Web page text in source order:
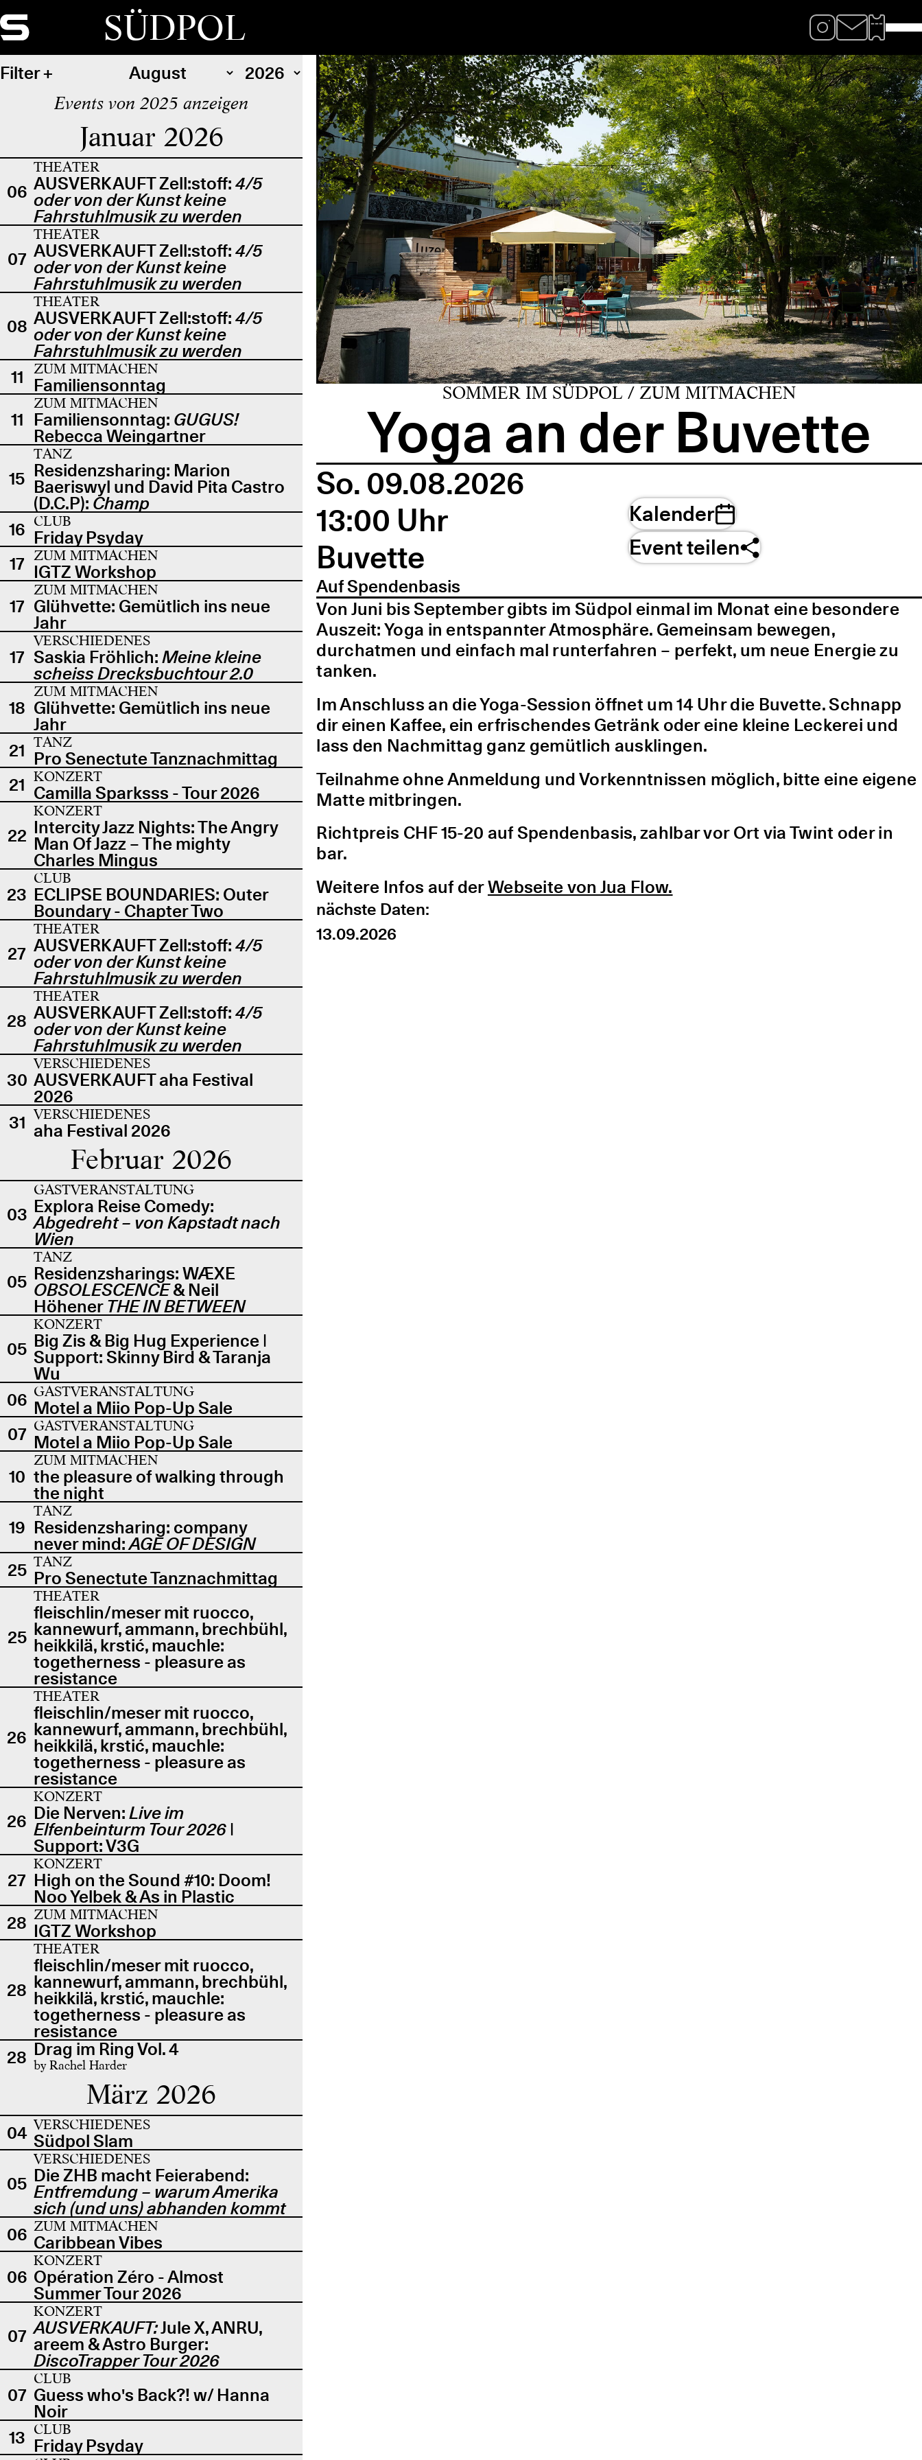
SÜDPOL
Filter
Events von 2025 anzeigen
Januar 2026
06
THEATER
AUSVERKAUFT Zell:stoff: 4/5
oder von der Kunst keine
Fahrstuhlmusik zu werden
07
THEATER
AUSVERKAUFT Zell:stoff: 4/5
oder von der Kunst keine
Fahrstuhlmusik zu werden
08
THEATER
AUSVERKAUFT Zell:stoff: 4/5
oder von der Kunst keine
Fahrstuhlmusik zu werden
11
ZUM MITMACHEN
Familiensonntag
11
ZUM MITMACHEN
Familiensonntag: GUGUS!
Rebecca Weingartner
15
TANZ
Residenzsharing: Marion
Baeriswyl und David Pita Castro
(D.C.P): Champ
16 CLUB
Friday Psyday
17 ZUM MITMACHEN
IGTZ Workshop
17
ZUM MITMACHEN
Glühvette: Gemütlich ins neue
Jahr
17
VERSCHIEDENES
Saskia Fröhlich: Meine kleine
scheiss Drecksbuchtour 2.0
18
ZUM MITMACHEN
Glühvette: Gemütlich ins neue
Jahr
21 TANZ
Pro Senectute Tanznachmittag
21 KONZERT
Camilla Sparksss - Tour 2026
22
KONZERT
Intercity Jazz Nights: The Angry
Man Of Jazz – The mighty
Charles Mingus
23
CLUB
ECLIPSE BOUNDARIES: Outer
Boundary - Chapter Two
27
THEATER
AUSVERKAUFT Zell:stoff: 4/5
oder von der Kunst keine
Fahrstuhlmusik zu werden
28
THEATER
AUSVERKAUFT Zell:stoff: 4/5
oder von der Kunst keine
Fahrstuhlmusik zu werden
30
VERSCHIEDENES
AUSVERKAUFT aha Festival
2026
31 VERSCHIEDENES
aha Festival 2026
Februar 2026
03
GASTVERANSTALTUNG
Explora Reise Comedy:
Abgedreht – von Kapstadt nach
Wien
05
TANZ
Residenzsharings: WÆXE
OBSOLESCENCE& Neil
Höhener THE IN BETWEEN
05
KONZERT
Big Zis & Big Hug Experience |
Support: Skinny Bird & Taranja
Wu
06 GASTVERANSTALTUNG
Motel a Miio Pop-Up Sale
07 GASTVERANSTALTUNG
Motel a Miio Pop-Up Sale
10
ZUM MITMACHEN
the pleasure of walking through
the night
19
TANZ
Residenzsharing: company
never mind:AGE OF DESIGN
25 TANZ
Pro Senectute Tanznachmittag
25
THEATER
fleischlin/meser mit ruocco,
kannewurf, ammann, brechbühl,
heikkilä, krstić, mauchle:
togetherness - pleasure as
resistance
26
THEATER
fleischlin/meser mit ruocco,
kannewurf, ammann, brechbühl,
heikkilä, krstić, mauchle:
togetherness - pleasure as
resistance
26
KONZERT
Die Nerven:Live im
Elfenbeinturm Tour 2026 |
Support: V3G
27
KONZERT
High on the Sound #10: Doom!
Noo Yelbek & As in Plastic
28 ZUM MITMACHEN
IGTZ Workshop
28
THEATER
fleischlin/meser mit ruocco,
kannewurf, ammann, brechbühl,
heikkilä, krstić, mauchle:
togetherness - pleasure as
resistance
28 Drag im Ring Vol. 4
by Rachel Harder
März 2026
04 VERSCHIEDENES
Südpol Slam
05
VERSCHIEDENES
Die ZHB macht Feierabend:
Entfremdung – warum Amerika
sich (und uns) abhanden kommt
06 ZUM MITMACHEN
Caribbean Vibes
06
KONZERT
Opération Zéro - Almost
Summer Tour 2026
07
KONZERT
AUSVERKAUFT:Jule X, ANRU,
areem & Astro Burger:
DiscoTrapper Tour 2026
07
CLUB
Guess who's Back?! w/ Hanna
Noir
13 CLUB
Friday Psyday
SOMMER IM SÜDPOL / ZUM MITMACHEN
Yoga an der Buvette
So. 09.08.2026
13:00 Uhr
Buvette
Auf Spendenbasis
Kalender
Event teilen
Von Juni bis September gibts im Südpol einmal im Monat eine besondere
Auszeit: Yoga in entspannter Atmosphäre. Gemeinsam bewegen,
durchatmen und einfach mal runterfahren – perfekt, um neue Energie zu
tanken.
Im Anschluss an die Yoga-Session öffnet um 14 Uhr die Buvette. Schnapp
dir einen Kaffee, ein erfrischendes Getränk oder eine kleine Leckerei und
lass den Nachmittag ganz gemütlich ausklingen.
Teilnahme ohne Anmeldung und Vorkenntnissen möglich, bitte eine eigene
Matte mitbringen.
Richtpreis CHF 15-20 auf Spendenbasis, zahlbar vor Ort via Twint oder in
bar.
Weitere Infos auf derWebseite von Jua Flow.
nächste Daten:
13.09.2026